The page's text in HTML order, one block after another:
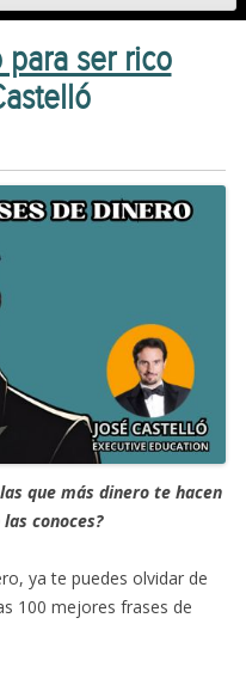
to content
para ser rico
que más dinero te hacen
conoces?
ya te puedes olvidar de
100 mejores frases de